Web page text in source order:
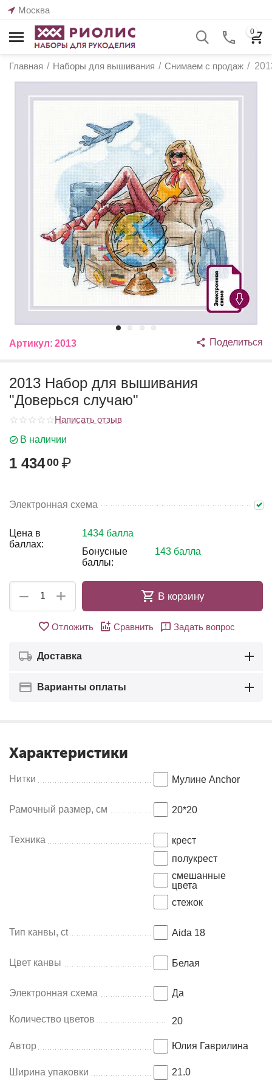
Москва
0
Главная / Наборы для вышивания / Снимаем с продаж /
Артикул: 2013 Поделиться
2013 Набор для вышивания
"Доверься случаю"
Написать отзыв
В наличии
1 43400 ₽
Электронная схема
Цена в
баллах:
1434 балла
Бонусные
баллы:
143 балла
+
− В корзину
Отложить Сравнить Задать вопрос
Доставка
Варианты оплаты
Характеристики
Нитки Мулине Anсhor
Рамочный размер, см 20*20
Техника
крест
полукрест
смешанные
цвета
стежок
Тип канвы, ct Aida 18
Цвет канвы Белая
Электронная схема Да
Количество цветов 20
Автор Юлия Гаврилина
Ширина упаковки 21.0